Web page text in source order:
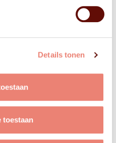
Details tonen
toestaan